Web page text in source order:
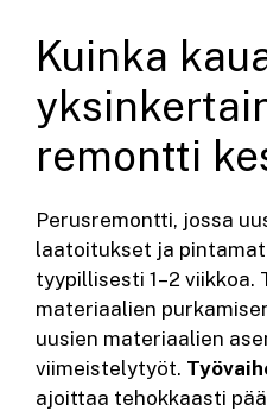
Kuinka
remontti
Perusremontti, jossa
laatoitukset ja
tyypillisesti 1–2 viikkoa.
materiaalien
uusien materiaalien
viimeistelytyöt.
ajoittaa tehokkaasti